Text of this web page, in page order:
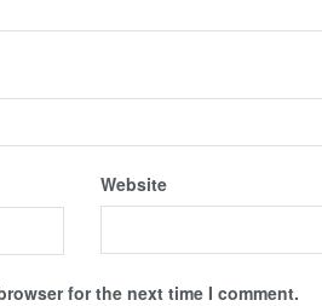
Website
for the next time I comment.